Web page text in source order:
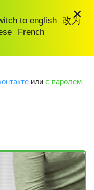
to english
改为
French
×
или с паролем